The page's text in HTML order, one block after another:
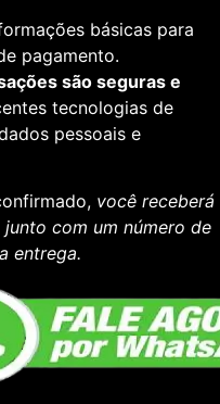
básicas para
pagamento.
são seguras e
tecnologias de
pessoais e
você receberá
com um número de
entrega.